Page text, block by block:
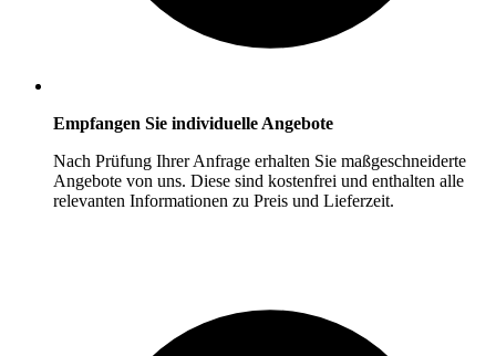
Empfangen Sie individuelle Angebote
Nach Prüfung Ihrer Anfrage erhalten Sie maßgeschneiderte
Angebote von uns. Diese sind kostenfrei und enthalten alle
relevanten Informationen zu Preis und Lieferzeit.